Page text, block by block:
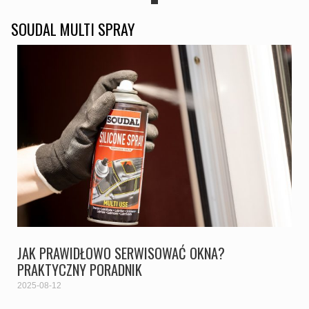
SOUDAL MULTI SPRAY
JAK PRAWIDŁOWO SERWISOWAĆ OKNA?
PRAKTYCZNY PORADNIK
2025-08-12